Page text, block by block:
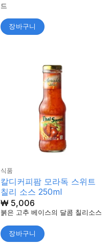
드
장바구니
식품
칼디커피팜 모라독 스위트
칠리 소스 250ml
₩5,006
붉은 고추 베이스의 달콤 칠리소스
장바구니